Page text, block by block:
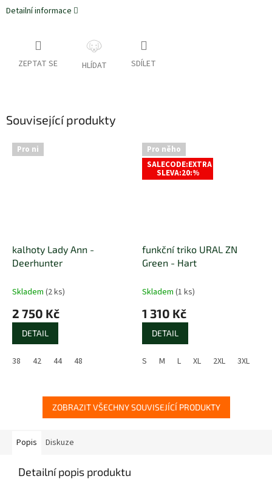
Detailní informace
ZEPTAT SE HLÍDAT SDÍLET
Související produkty
Pro ni
kalhoty Lady Ann -
Deerhunter
Skladem (2 ks)
2 750 Kč
DETAIL
38 42 44 48
Pro něho
SALECODE:EXTRA
SLEVA:20:%
funkční triko URAL ZN
Green - Hart
Skladem (1 ks)
1 310 Kč
DETAIL
S M L XL 2XL 3XL
ZOBRAZIT VŠECHNY SOUVISEJÍCÍ PRODUKTY
Popis Diskuze
Detailní popis produktu